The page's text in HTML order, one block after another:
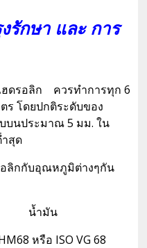
รักษา และ การ
ฮดรอลิก ควรทำการทุก 6
ร โดยปกติระดับของ
บนประมาณ 5 มม. ใน
สุด
กกับอุณหภูมิต่างๆกัน
ำมัน
หรือ ISO VG 68